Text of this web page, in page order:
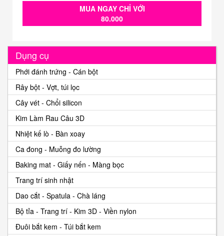
MUA NGAY CHỈ VỚI
80.000
Dụng cụ
Phới đánh trứng - Cán bột
Rây bột - Vợt, túi lọc
Cây vét - Chổi silicon
Kim Làm Rau Câu 3D
Nhiệt kế lò - Bàn xoay
Ca đong - Muỗng đo lường
Baking mat - Giấy nến - Màng bọc
Trang trí sinh nhật
Dao cắt - Spatula - Chà láng
Bộ tỉa - Trang trí - Kim 3D - Viền nylon
Đuôi bắt kem - Túi bắt kem